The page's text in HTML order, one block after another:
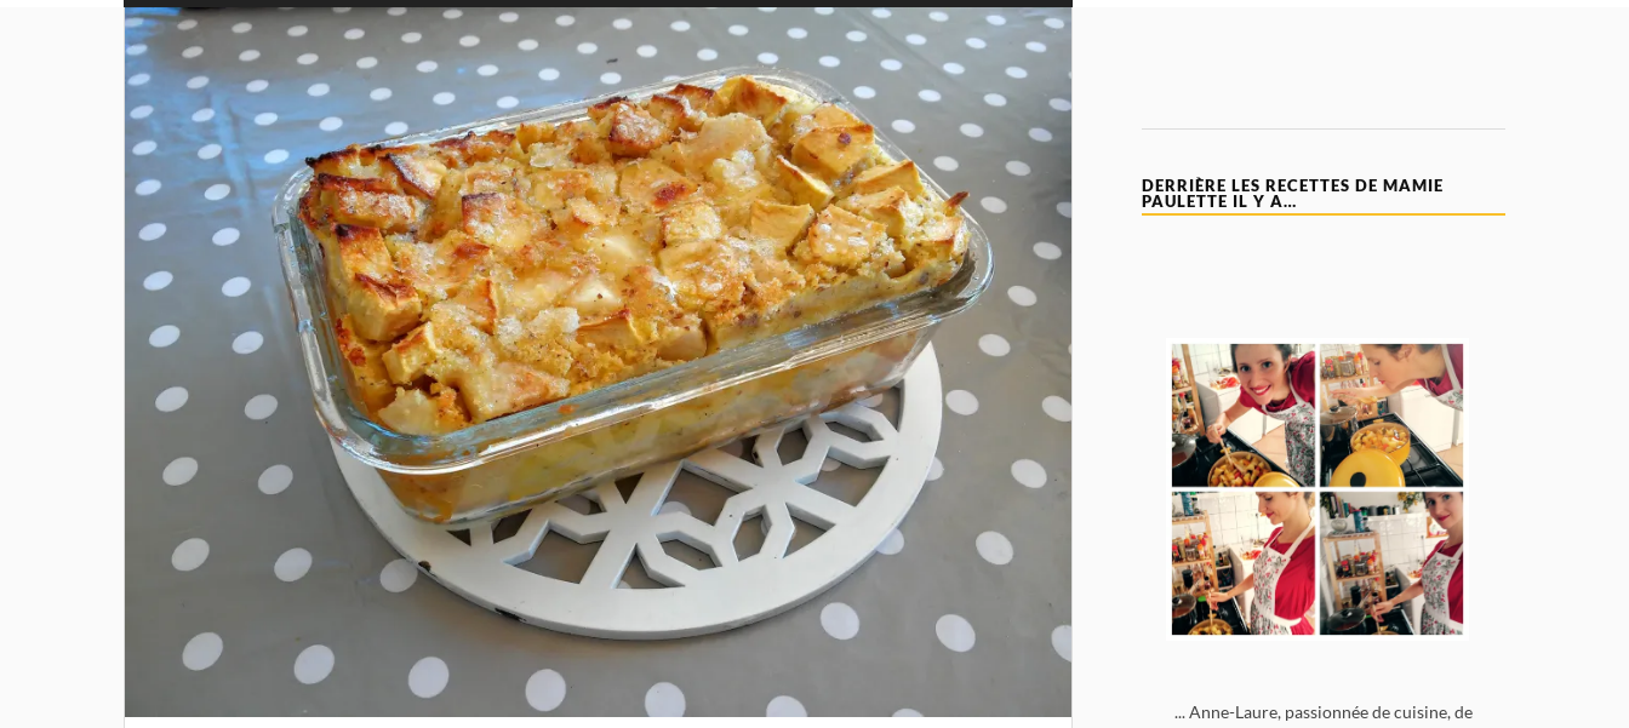
DERRIÈRE LES RECETTES DE MAMIE
PAULETTE IL Y A…
... Anne-Laure, passionnée de cuisine, de